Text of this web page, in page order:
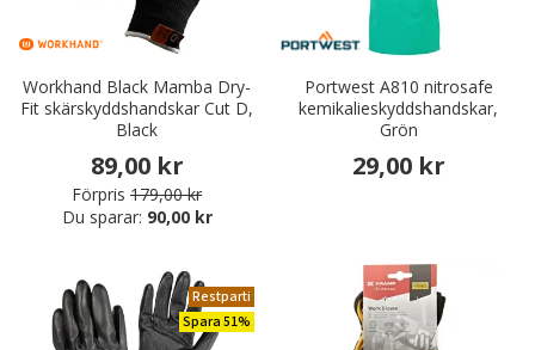
Workhand Black Mamba Dry-
Fit skärskyddshandskar Cut D,
Black
89,00 kr
Förpris 179,00 kr
Du sparar: 90,00 kr
Portwest A810 nitrosafe
kemikalieskyddshandskar,
Grön
29,00 kr
Restparti
Spara 51%